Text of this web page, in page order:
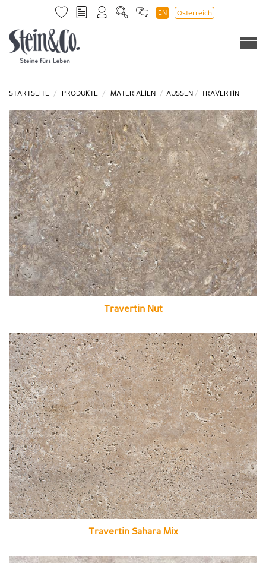
EN Österreich
STARTSEITE PRODUKTE MATERIALIEN AUSSEN TRAVERTIN
Travertin Nut
Travertin Sahara Mix